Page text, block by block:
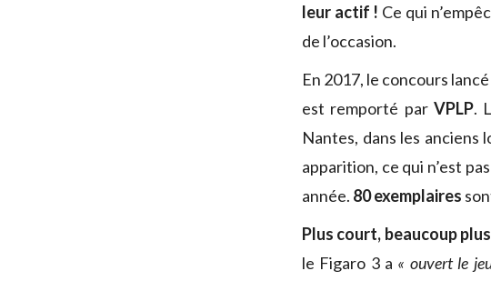
leur actif ! Ce qui
de l’occasion.
En 2017, le concours
est remporté parVPLP.
Nantes, dans les anciens
apparition, ce qui n’est
année. 80 exemplaires
Plus court, beaucoup
le Figaro 3 a « ouvert le